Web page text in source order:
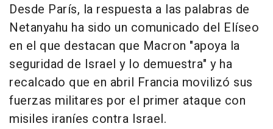
Desde París, la respuesta a las palabras de
Netanyahu ha sido un comunicado del Elíseo
en el que destacan que Macron "apoya la
seguridad de Israel y lo demuestra" y ha
recalcado que en abril Francia movilizó sus
fuerzas militares por el primer ataque con
misiles iraníes contra Israel.